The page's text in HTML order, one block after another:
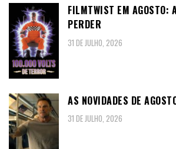
FILMTWIST EM AGOSTO:
PERDER
31 DE JULHO, 2026
AS NOVIDADES DE
31 DE JULHO, 2026